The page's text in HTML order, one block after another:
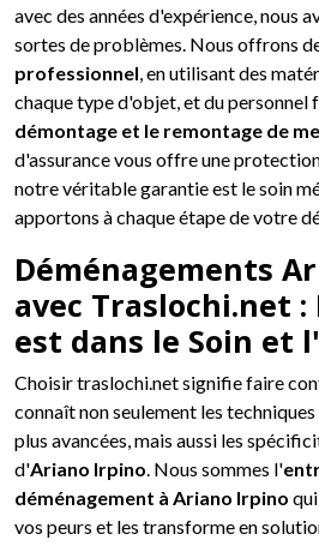
avec des années d'expérience, nous
sortes de problèmes. Nous offrons
professionnel, en utilisant des
chaque type d'objet, et du personnel
démontage et le remontage de
d'assurance vous offre une
notre véritable garantie est le soin
apportons à chaque étape de votre
Déménagements
avec Traslochi.net
est dans le Soin et
Choisir traslochi.net signifie faire
connaît non seulement les
plus avancées, mais aussi les
d'Ariano Irpino. Nous sommes l'
déménagement à Ariano Irpino
vos peurs et les transforme en